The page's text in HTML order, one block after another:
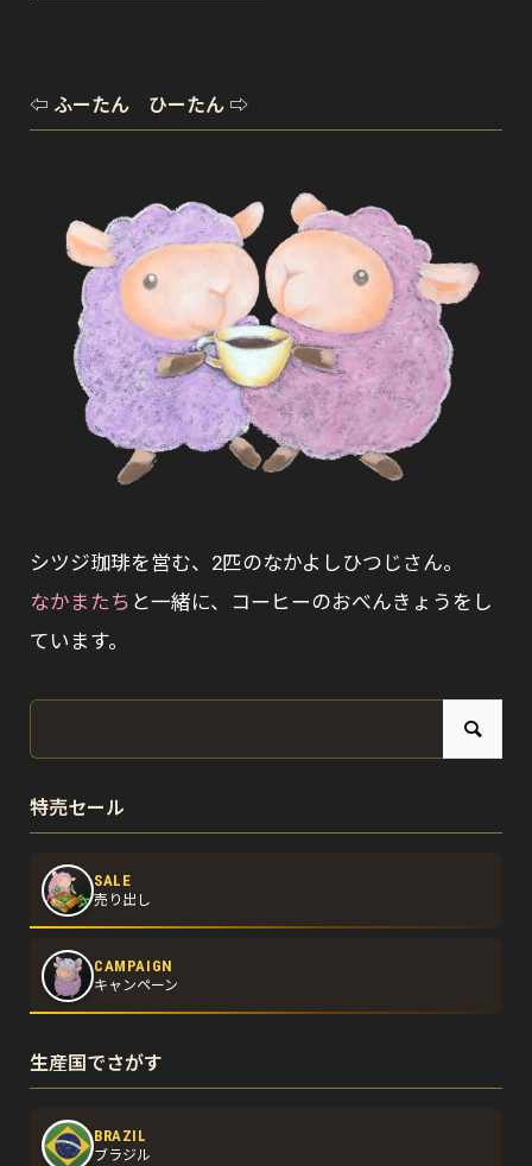
⇦ ふーたん ひーたん ⇨
シツジ珈琲を営む、2匹のなかよしひつじさん。
なかまたち と一緒に、コーヒーのおべんきょうをし
ています。
特売セール
SALE
売り出し
CAMPAIGN
キャンペーン
生産国でさがす
BRAZIL
ブラジル